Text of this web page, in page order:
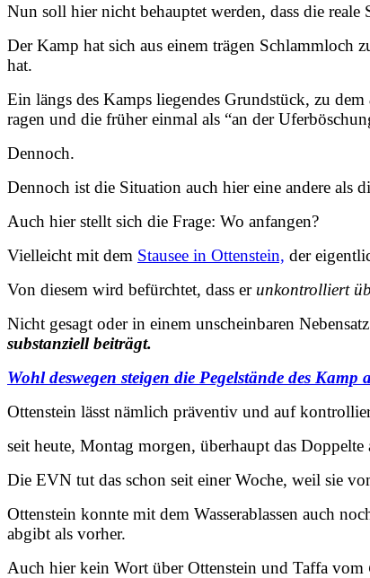
Nun soll hier nicht behauptet werden, dass die
Der Kamp hat sich aus einem trägen Schlammloch
hat.
Ein längs des Kamps liegendes Grundstück, zu dem
ragen und die früher einmal als “an der
Dennoch.
Dennoch ist die Situation auch hier eine andere als
Auch hier stellt sich die Frage: Wo anfangen?
Vielleicht mit dem Stausee in Ottenstein, der
Von diesem wird befürchtet, dass erunkontrolliert
Nicht gesagt oder in einem unscheinbaren
substanziell beiträgt.
Wohl deswegen steigen die Pegelstände des Kamp
Ottenstein lässt nämlich präventiv und auf
seit heute, Montag morgen, überhaupt das Doppelte
Die EVN tut das schon seit einer Woche, weil sie
Ottenstein konnte mit dem Wasserablassen auch
abgibt als vorher.
Auch hier kein Wort über Ottenstein und Taffa vom